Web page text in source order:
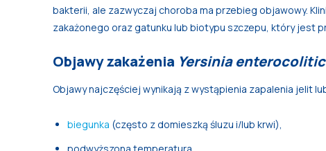
bakterii, ale zazwyczaj choroba ma przebieg objawowy.
zakażonego oraz gatunku lub biotypu szczepu, który jest
Objawy zakażenia Yersinia
Objawy najczęściej wynikają z wystąpienia zapalenia jelit
biegunka (często z domieszką śluzu i/lub krwi),